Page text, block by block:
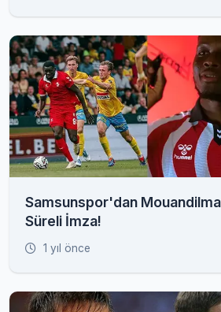
Samsunspor'dan
Süreli İmza!
1 yıl önce